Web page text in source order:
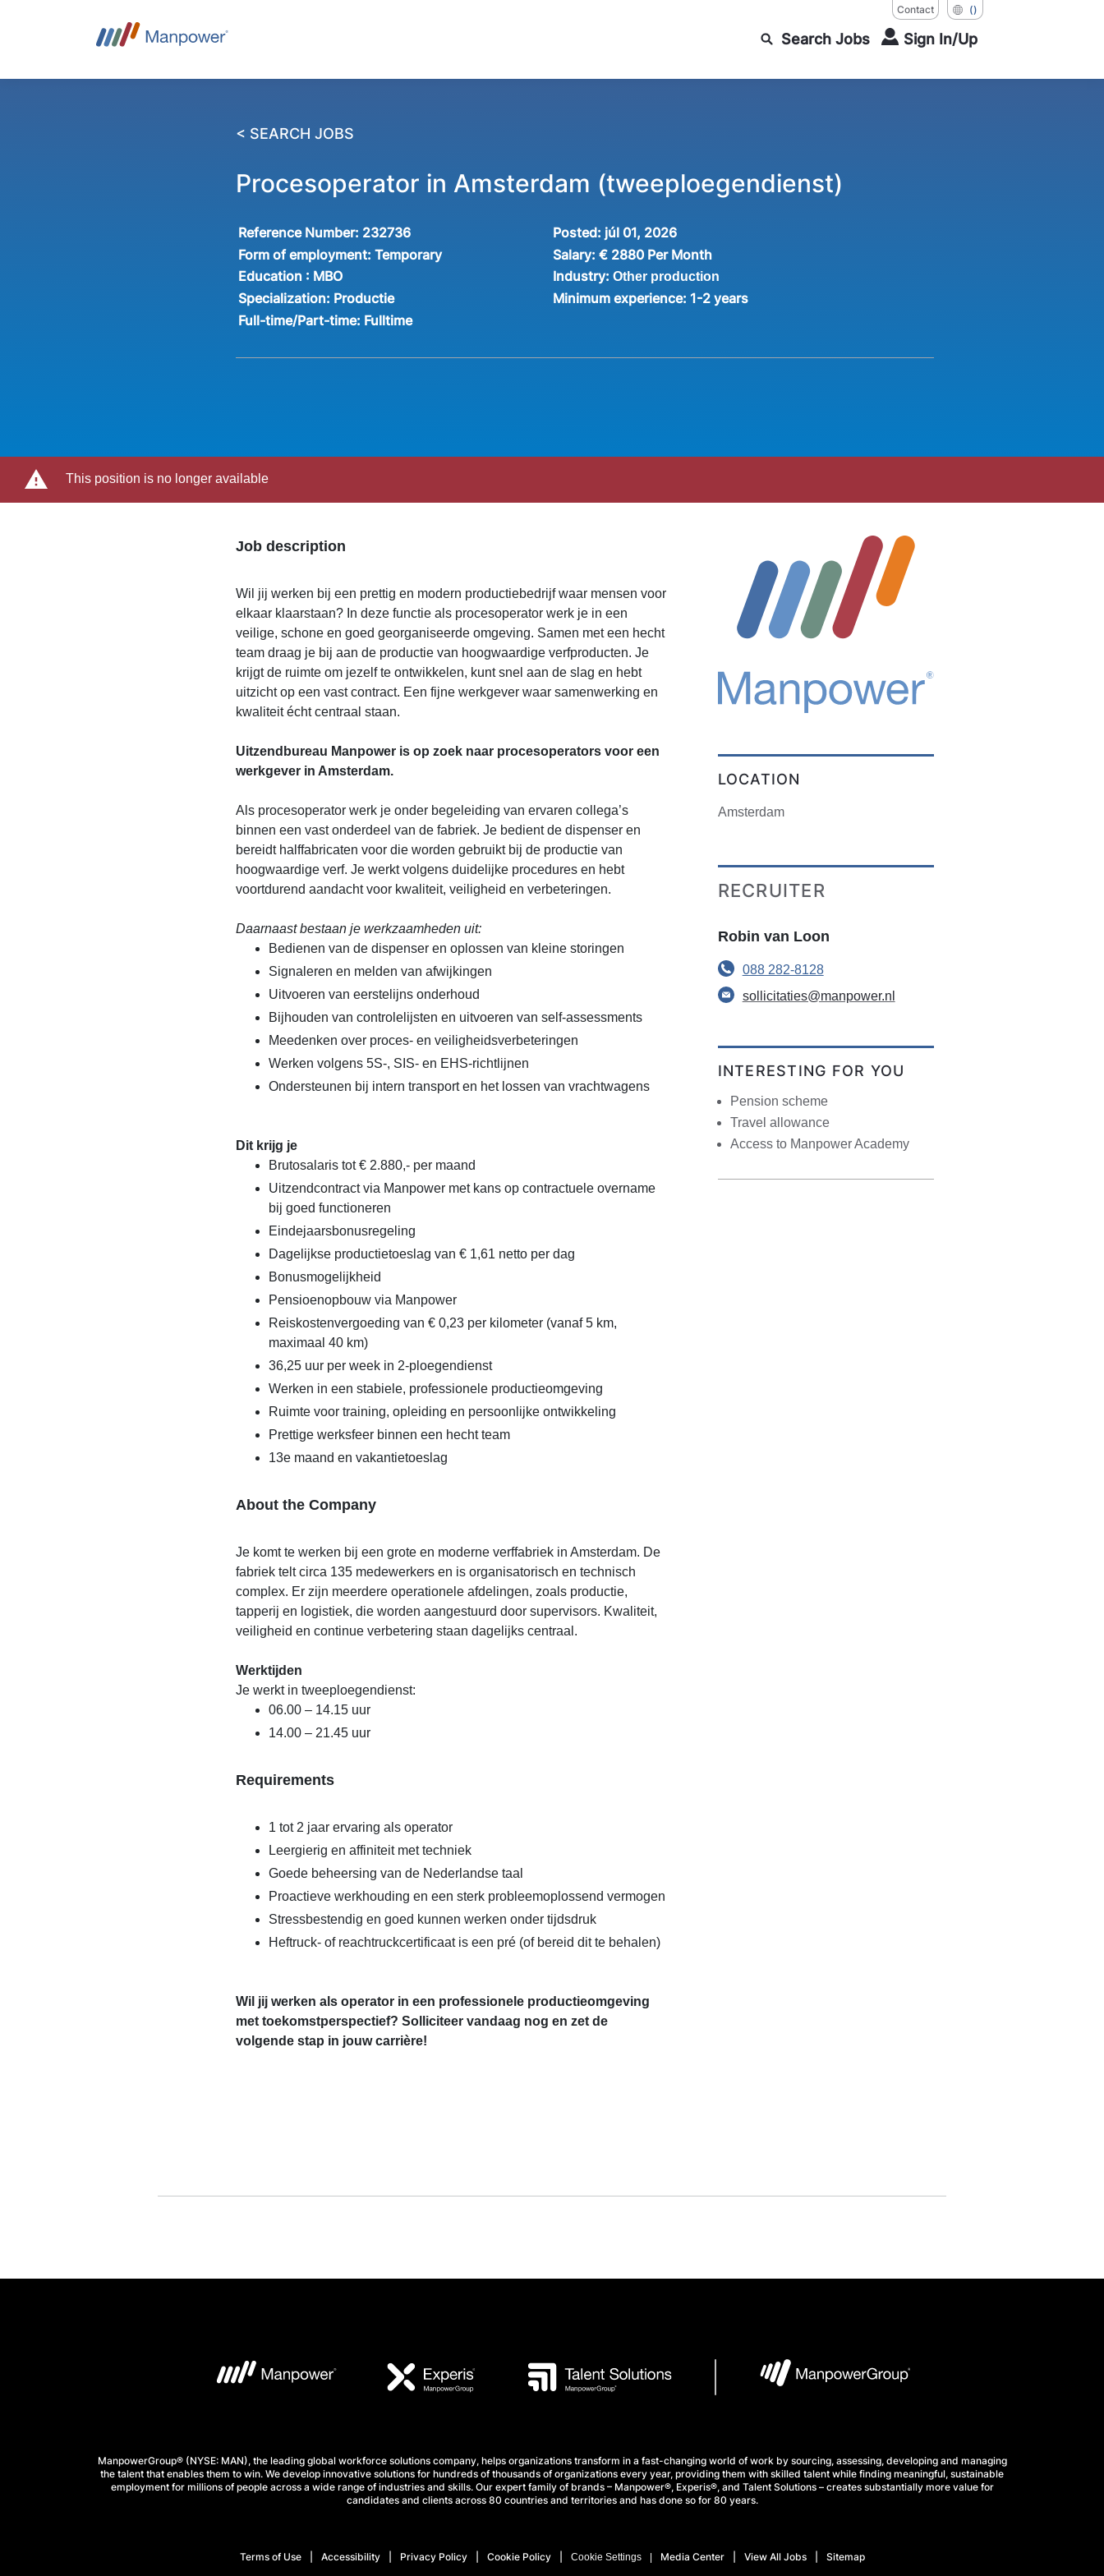
Contact ()
Search Jobs Sign In/Up
< SEARCH JOBS
Procesoperator in Amsterdam (tweeploegendienst)
Reference Number: 232736 Posted: júl 01, 2026
Form of employment:Temporary Salary: € 2880 Per Month
Education : MBO Industry: Other production
Specialization: Productie Minimum experience: 1-2 years
Full-time/Part-time: Fulltime
This position is no longer available
Job description
Wil jij werken bij een prettig en modern productiebedrijf waar mensen voor
elkaar klaarstaan? In deze functie als procesoperator werk je in een
veilige, schone en goed georganiseerde omgeving. Samen met een hecht
team draag je bij aan de productie van hoogwaardige verfproducten. Je
krijgt de ruimte om jezelf te ontwikkelen, kunt snel aan de slag en hebt
uitzicht op een vast contract. Een fijne werkgever waar samenwerking en
kwaliteit écht centraal staan.
Uitzendbureau Manpower is op zoek naar procesoperators voor een
werkgever in Amsterdam.
Als procesoperator werk je onder begeleiding van ervaren collega’s
binnen een vast onderdeel van de fabriek. Je bedient de dispenser en
bereidt halffabricaten voor die worden gebruikt bij de productie van
hoogwaardige verf. Je werkt volgens duidelijke procedures en hebt
voortdurend aandacht voor kwaliteit, veiligheid en verbeteringen.
Daarnaast bestaan je werkzaamheden uit:
Bedienen van de dispenser en oplossen van kleine storingen
Signaleren en melden van afwijkingen
Uitvoeren van eerstelijns onderhoud
Bijhouden van controlelijsten en uitvoeren van self-assessments
Meedenken over proces- en veiligheidsverbeteringen
Werken volgens 5S-, SIS- en EHS-richtlijnen
Ondersteunen bij intern transport en het lossen van vrachtwagens
Dit krijg je
Brutosalaris tot € 2.880,- per maand
Uitzendcontract via Manpower met kans op contractuele overname
bij goed functioneren
Eindejaarsbonusregeling
Dagelijkse productietoeslag van € 1,61 netto per dag
Bonusmogelijkheid
Pensioenopbouw via Manpower
Reiskostenvergoeding van € 0,23 per kilometer (vanaf 5 km,
maximaal 40 km)
36,25 uur per week in 2-ploegendienst
Werken in een stabiele, professionele productieomgeving
Ruimte voor training, opleiding en persoonlijke ontwikkeling
Prettige werksfeer binnen een hecht team
13e maand en vakantietoeslag
About the Company
Je komt te werken bij een grote en moderne verffabriek in Amsterdam. De
fabriek telt circa 135 medewerkers en is organisatorisch en technisch
complex. Er zijn meerdere operationele afdelingen, zoals productie,
tapperij en logistiek, die worden aangestuurd door supervisors. Kwaliteit,
veiligheid en continue verbetering staan dagelijks centraal.
Werktijden
Je werkt in tweeploegendienst:
06.00 – 14.15 uur
14.00 – 21.45 uur
Requirements
1 tot 2 jaar ervaring als operator
Leergierig en affiniteit met techniek
Goede beheersing van de Nederlandse taal
Proactieve werkhouding en een sterk probleemoplossend vermogen
Stressbestendig en goed kunnen werken onder tijdsdruk
Heftruck- of reachtruckcertificaat is een pré (of bereid dit te behalen)
Wil jij werken als operator in een professionele productieomgeving
met toekomstperspectief? Solliciteer vandaag nog en zet de
volgende stap in jouw carrière!
LOCATION
Amsterdam
RECRUITER
Robin van Loon
088 282-8128
sollicitaties@manpower.nl
INTERESTING FOR YOU
Pension scheme
Travel allowance
Access to Manpower Academy
ManpowerGroup® (NYSE: MAN), the leading global workforce solutions company, helps organizations transform in a fast-changing world of work by sourcing, assessing, developing and managing
the talent that enables them to win. We develop innovative solutions for hundreds of thousands of organizations every year, providing them with skilled talent while finding meaningful, sustainable
employment for millions of people across a wide range of industries and skills. Our expert family of brands – Manpower®, Experis®, and Talent Solutions – creates substantially more value for
candidates and clients across 80 countries and territories and has done so for 80 years.
Terms of Use Accessibility Privacy Policy Cookie Policy Cookie Settings Media Center View All Jobs Sitemap